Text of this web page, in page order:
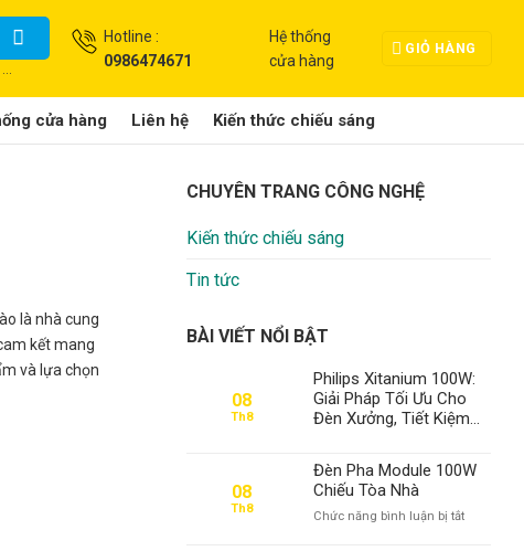
Hotline :
0986474671
Hệ thống
cửa hàng
GIỎ HÀNG
cửa hàng Liên hệ Kiến thức chiếu sáng
là nhà cung
kết mang
và lựa chọn
CHUYÊN TRANG CÔNG NGHỆ
Kiến thức chiếu sáng
Tin tức
BÀI VIẾT NỔI BẬT
08
Th8
Philips Xitanium 100W:
Giải Pháp Tối Ưu Cho
Đèn Xưởng, Tiết Kiệm
08
Th8
Đèn Pha Module 100W
Chiếu Tòa Nhà
Chức năng bình luận bị tắtở